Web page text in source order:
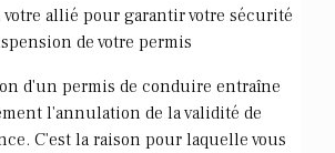
votre allié pour garantir votre sécurité
de votre permis
d'un permis de conduire entraîne
l'annulation de la validité de
C'est la raison pour laquelle vous